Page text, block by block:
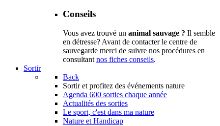
Conseils
Vous avez trouvé un animal sauvage ? Il semble
en détresse? Avant de contacter le centre de
sauvegarde merci de suivre nos procédures en
consultant nos fiches conseils.
Sortir
Back
Sortir et profitez des événements nature
Agenda 600 sorties chaque année
Actualités des sorties
Le sport, c'est dans ma nature
Nature et Handicap